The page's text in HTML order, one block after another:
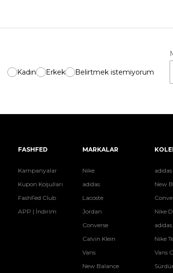
Kadın Erkek Belirtmek istemiyorum
FASHFED
Kampanyalar
Kupon Koşulları
FashFed Club
APP | İndirim
MARKALAR
Nike
adidas
Lacoste
Jordan
Converse
Calvin Klein
Vans
New Balance
New
Nike
Nike
Vans